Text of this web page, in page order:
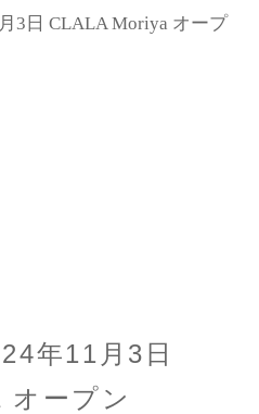
年11月3日
ープン